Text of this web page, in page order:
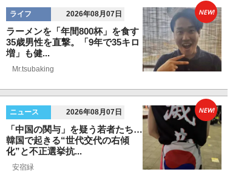
ライフ 2026年08月07日
ラーメンを「年間800杯」を食す
35歳男性を直撃。「9年で35キロ
増」も健...
Mr.tsubaking
NEW!
ニュース 2026年08月07日
「中国の関与」を疑う若者たち…
韓国で起きる“世代交代の右傾
化”と不正選挙抗...
安宿緑
NEW!